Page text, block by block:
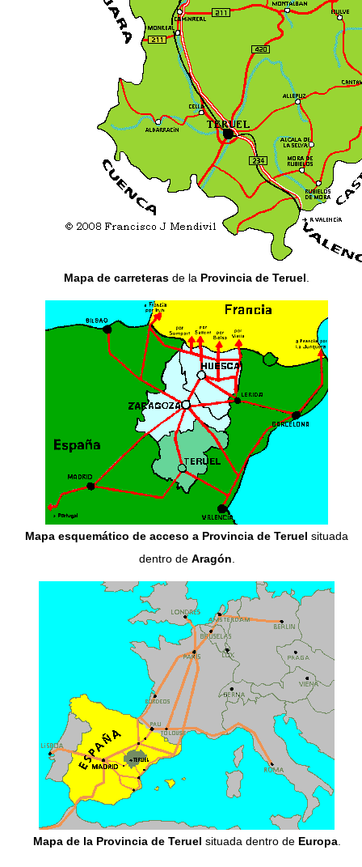
Mapa de carreteras de la Provincia de Teruel
Mapa esquemático de acceso a Provincia de Teruel situada
dentro de Aragón
Mapa de la Provincia de Teruel situada dentro de Europa.